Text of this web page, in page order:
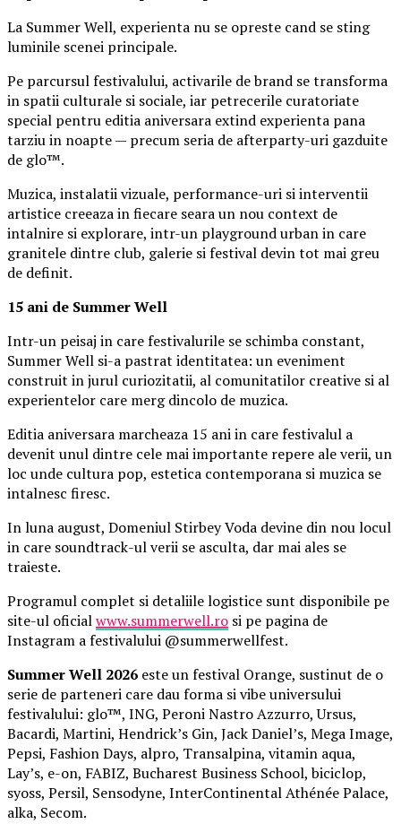
La Summer Well, experienta nu se opreste cand se sting
luminile scenei principale.
Pe parcursul festivalului, activarile de brand se transforma
in spatii culturale si sociale, iar petrecerile curatoriate
special pentru editia aniversara extind experienta pana
tarziu in noapte — precum seria de afterparty-uri gazduite
de glo™.
Muzica, instalatii vizuale, performance-uri si interventii
artistice creeaza in fiecare seara un nou context de
intalnire si explorare, intr-un playground urban in care
granitele dintre club, galerie si festival devin tot mai greu
de definit.
15 ani de Summer Well
Intr-un peisaj in care festivalurile se schimba constant,
Summer Well si-a pastrat identitatea: un eveniment
construit in jurul curiozitatii, al comunitatilor creative si al
experientelor care merg dincolo de muzica.
Editia aniversara marcheaza 15 ani in care festivalul a
devenit unul dintre cele mai importante repere ale verii, un
loc unde cultura pop, estetica contemporana si muzica se
intalnesc firesc.
In luna august, Domeniul Stirbey Voda devine din nou locul
in care soundtrack-ul verii se asculta, dar mai ales se
traieste.
Programul complet si detaliile logistice sunt disponibile pe
site-ul oficialwww.summerwell.ro si pe pagina de
Instagram a festivalului @summerwellfest.
Summer Well 2026 este un festival Orange, sustinut de o
serie de parteneri care dau forma si vibe universului
festivalului: glo™, ING, Peroni Nastro Azzurro, Ursus,
Bacardi, Martini, Hendrick’s Gin, Jack Daniel’s, Mega Image,
Pepsi, Fashion Days, alpro, Transalpina, vitamin aqua,
Lay’s, e-on, FABIZ, Bucharest Business School, biciclop,
syoss, Persil, Sensodyne, InterContinental Athénée Palace,
alka, Secom.